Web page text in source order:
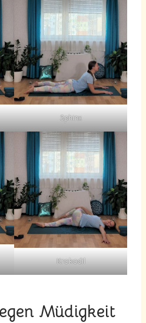
Sphinx
Krokodil
Müdigkeit